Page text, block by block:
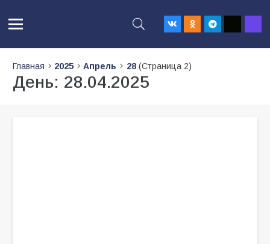
Главная 2025 Апрель 28(Страница 2)
День: 28.04.2025